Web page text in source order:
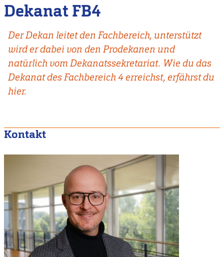
Dekanat FB4
Der Dekan leitet den Fachbereich, unterstützt
wird er dabei von den Prodekanen und
natürlich vom Dekanatssekretariat. Wie du das
Dekanat des Fachbereich 4 erreichst, erfährst du
hier.
Kontakt